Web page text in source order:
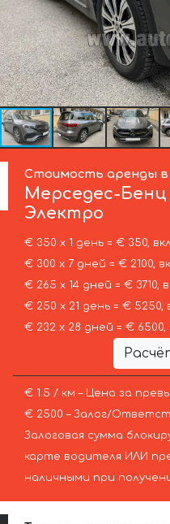
Стоимость аренды
Мерседес-Бенц
Электро
€ 350 х 1 день = € 350,
€ 300 х 7 дней = € 2100,
€ 265 х 14 дней = € 3710,
€ 250 х 21 день = € 5250,
€ 232 х 28 дней = €
€ 1.5 / км – Цена за
€ 2500 – Залог/
Залоговая сумма
карте водителя ИЛИ
наличными при